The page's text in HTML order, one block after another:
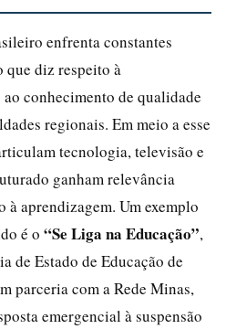
enfrenta constantes
que diz respeito à
conhecimento de qualidade
regionais. Em meio a esse
tecnologia, televisão e
ganham relevância
à aprendizagem. Um exemplo
é o “Se Liga na Educação”,
de Estado de Educação de
parceria com a Rede Minas,
emergencial à suspensão